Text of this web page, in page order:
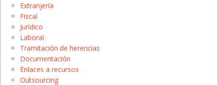
Extranjería
Fiscal
Jurídico
Laboral
Tramitación de herencias
Documentación
Enlaces a recursos
Outsourcing